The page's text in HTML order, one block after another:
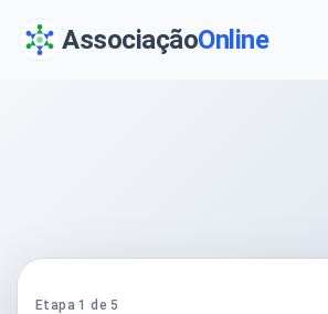
AssociaçãoOnline
Etapa 1 de 5